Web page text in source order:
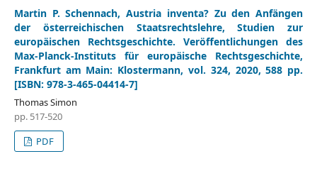
Martin P. Schennach, Austria inventa? Zu den Anfängen
der österreichischen Staatsrechtslehre, Studien zur
europäischen Rechtsgeschichte. Veröffentlichungen des
Max-Planck-Instituts für europäische Rechtsgeschichte,
Frankfurt am Main: Klostermann, vol. 324, 2020, 588 pp.
[ISBN: 978-3-465-04414-7]
Thomas Simon
pp. 517-520
PDF